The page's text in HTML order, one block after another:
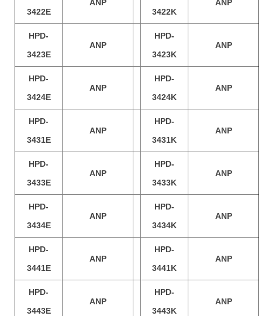
3422E
ANP
3422K
ANP
HPD-
3423E
ANP
HPD-
3423K
ANP
HPD-
3424E
ANP
HPD-
3424K
ANP
HPD-
3431E
ANP
HPD-
3431K
ANP
HPD-
3433E
ANP
HPD-
3433K
ANP
HPD-
3434E
ANP
HPD-
3434K
ANP
HPD-
3441E
ANP
HPD-
3441K
ANP
HPD-
3443E
ANP
HPD-
3443K
ANP